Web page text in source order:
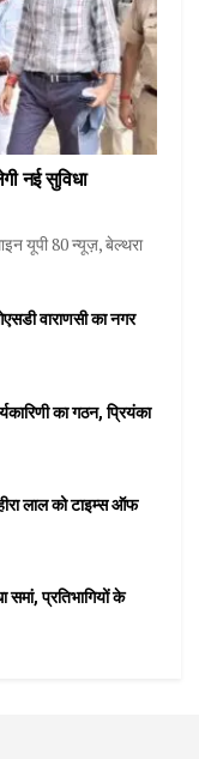
नई सुविधा
यूपी 80 न्यूज़, बेल्थरा
वाराणसी का नगर
का गठन, प्रियंका
लाल को टाइम्स ऑफ
समां, प्रतिभागियों के